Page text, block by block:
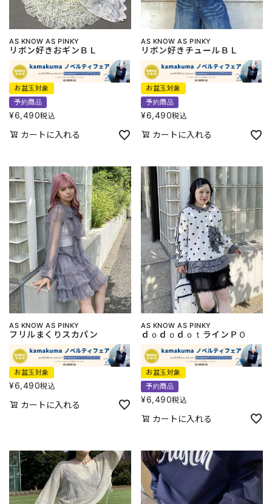
AS KNOW AS PINKY
リボン好きおギンＢＬ
お盆玉対象
予約商品
¥6,490税込
カートに入れる
AS KNOW AS PINKY
リボン好きチュールＢＬ
お盆玉対象
予約商品
¥6,490税込
カートに入れる
AS KNOW AS PINKY
フリルまくりスカパン
お盆玉対象
¥6,490税込
カートに入れる
AS KNOW AS PINKY
ｄｏｄｏｄｏｔラインＰＯ
お盆玉対象
予約商品
¥6,490税込
カートに入れる